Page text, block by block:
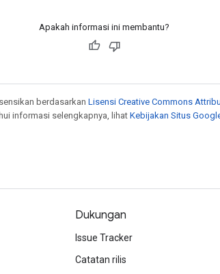
Apakah informasi ini membantu?
berdasarkan Lisensi Creative Commons
informasi selengkapnya, lihat Kebijakan Situs
Dukungan
Issue Tracker
Catatan rilis